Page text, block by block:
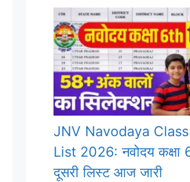
JNV Navodaya
List 2026: नवोदय कक्षा
दूसरी लिस्ट आज जारी